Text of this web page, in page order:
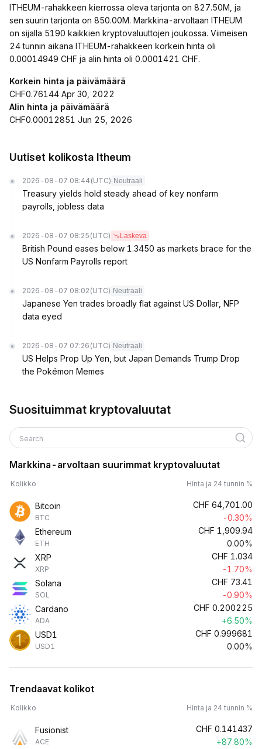
ITHEUM-rahakkeen kierrossa oleva tarjonta on 827.50M, ja
sen suurin tarjonta on 850.00M. Markkina-arvoltaan ITHEUM
on sijalla 5190 kaikkien kryptovaluuttojen joukossa. Viimeisen
24 tunnin aikana ITHEUM-rahakkeen korkein hinta oli
0.00014949 CHF ja alin hinta oli 0.0001421 CHF.
Korkein hinta ja päivämäärä
CHF0.76144 Apr 30, 2022
Alin hinta ja päivämäärä
CHF0.00012851 Jun 25, 2026
Uutiset kolikosta Itheum
2026-08-07 08:44 (UTC) Neutraali
Treasury yields hold steady ahead of key nonfarm
payrolls, jobless data
2026-08-07 08:25 (UTC) Laskeva
British Pound eases below 1.3450 as markets brace for the
US Nonfarm Payrolls report
2026-08-07 08:02 (UTC) Neutraali
Japanese Yen trades broadly flat against US Dollar, NFP
data eyed
2026-08-07 07:26 (UTC) Neutraali
US Helps Prop Up Yen, but Japan Demands Trump Drop
the Pokémon Memes
Suosituimmat kryptovaluutat
Search
Markkina-arvoltaan suurimmat kryptovaluutat
Kolikko Hinta ja 24 tunnin %
Bitcoin
BTC
CHF 64,701.00
-0.30%
Ethereum
ETH
CHF 1,909.94
0.00%
XRP
XRP
CHF 1.034
-1.70%
Solana
SOL
CHF 73.41
-0.90%
Cardano
ADA
CHF 0.200225
+6.50%
USD1
USD1
CHF 0.999681
0.00%
Trendaavat kolikot
Kolikko Hinta ja 24 tunnin %
Fusionist
ACE
CHF 0.141437
+87.80%